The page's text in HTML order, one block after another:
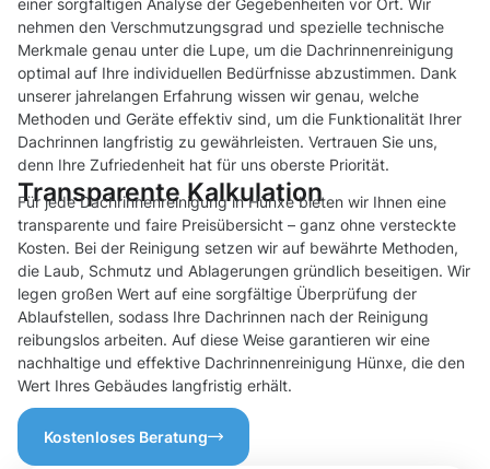
einer sorgfältigen Analyse der Gegebenheiten vor Ort. Wir
nehmen den Verschmutzungsgrad und spezielle technische
Merkmale genau unter die Lupe, um die Dachrinnenreinigung
optimal auf Ihre individuellen Bedürfnisse abzustimmen. Dank
unserer jahrelangen Erfahrung wissen wir genau, welche
Methoden und Geräte effektiv sind, um die Funktionalität Ihrer
Dachrinnen langfristig zu gewährleisten. Vertrauen Sie uns,
denn Ihre Zufriedenheit hat für uns oberste Priorität.
Transparente Kalkulation
Für jede Dachrinnenreinigung in Hünxe bieten wir Ihnen eine
transparente und faire Preisübersicht – ganz ohne versteckte
Kosten. Bei der Reinigung setzen wir auf bewährte Methoden,
die Laub, Schmutz und Ablagerungen gründlich beseitigen. Wir
legen großen Wert auf eine sorgfältige Überprüfung der
Ablaufstellen, sodass Ihre Dachrinnen nach der Reinigung
reibungslos arbeiten. Auf diese Weise garantieren wir eine
nachhaltige und effektive Dachrinnenreinigung Hünxe, die den
Wert Ihres Gebäudes langfristig erhält.
Kostenloses Beratung